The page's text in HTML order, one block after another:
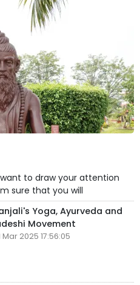
to draw your attention
sure that you will
Yoga, Ayurveda and
Movement
Mar 2025 17:56:05